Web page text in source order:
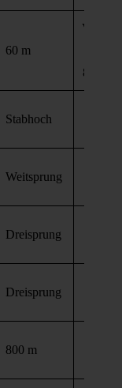
60 m
VL
8,78
Stabhoch
Weitsprung
Dreisprung
Dreisprung
800 m